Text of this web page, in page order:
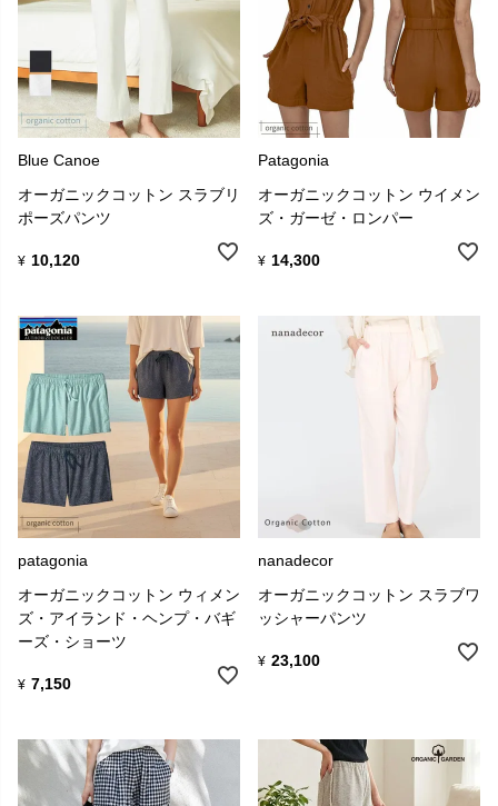
Blue Canoe
オーガニックコットン スラブリ
ポーズパンツ
¥ 10,120
Patagonia
オーガニックコットン ウイメン
ズ・ガーゼ・ロンパー
¥ 14,300
patagonia
オーガニックコットン ウィメン
ズ・アイランド・ヘンプ・バギ
ーズ・ショーツ
¥ 7,150
nanadecor
オーガニックコットン スラブワ
ッシャーパンツ
¥ 23,100